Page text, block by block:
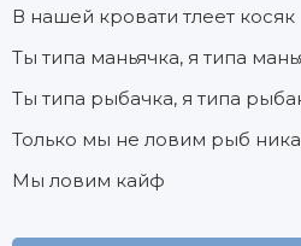
В нашей кровати тлеет косяк
Ты типа маньячка, я типа
Ты типа рыбачка, я типа
Только мы не ловим рыб
Мы ловим кайф